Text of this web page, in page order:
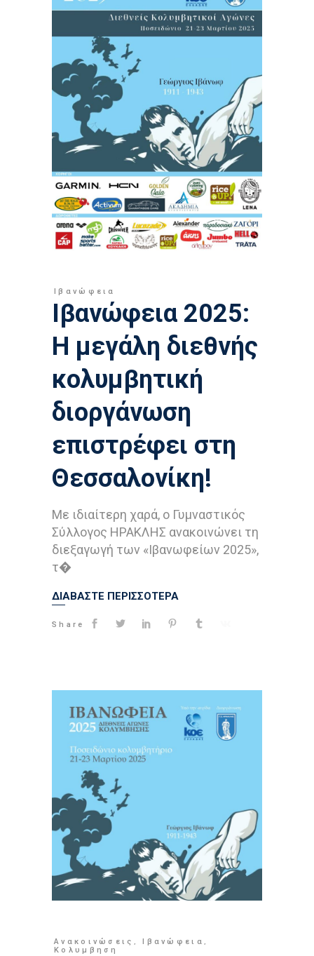
Ιβανώφεια
Ιβανώφεια 2025:
Η μεγάλη διεθνής
κολυμβητική
διοργάνωση
επιστρέφει στη
Θεσσαλονίκη!
Με ιδιαίτερη χαρά, ο Γυμναστικός
Σύλλογος ΗΡΑΚΛΗΣ ανακοινώνει τη
διεξαγωγή των «Ιβανωφείων 2025»,
τ�
ΔΙΑΒΑΣΤΕ ΠΕΡΙΣΣΟΤΕΡΑ
Share
Ανακοινώσεις , Ιβανώφεια ,
Κολυμβηση